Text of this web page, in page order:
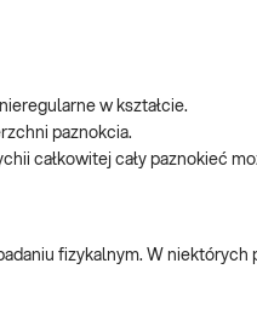
w kształcie.
paznokcia.
całkowitej cały paznokieć
fizykalnym. W